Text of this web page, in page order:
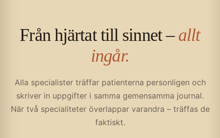
Från hjärtat till sinnet –allt
ingår.
Alla specialister träffar patienterna personligen och
skriver in uppgifter i samma gemensamma journal.
När två specialiteter överlappar varandra – träffas de
faktiskt.